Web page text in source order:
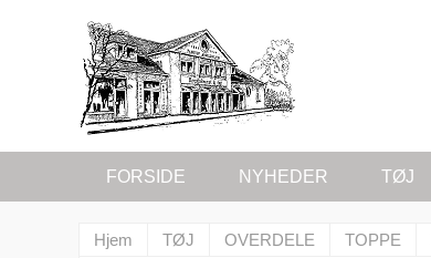
FORSIDE NYHEDER TØJ
Hjem TØJ OVERDELE TOPPE